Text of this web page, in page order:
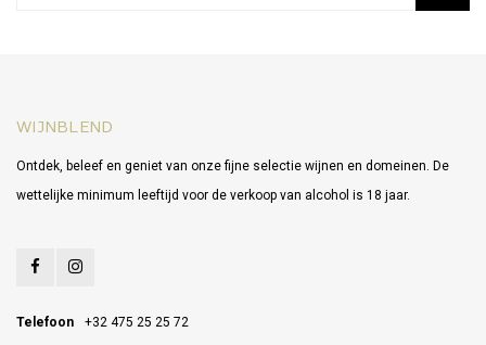
WIJNBLEND
Ontdek, beleef en geniet van onze fijne selectie wijnen en domeinen. De
wettelijke minimum leeftijd voor de verkoop van alcohol is 18 jaar.
Telefoon
+32 475 25 25 72